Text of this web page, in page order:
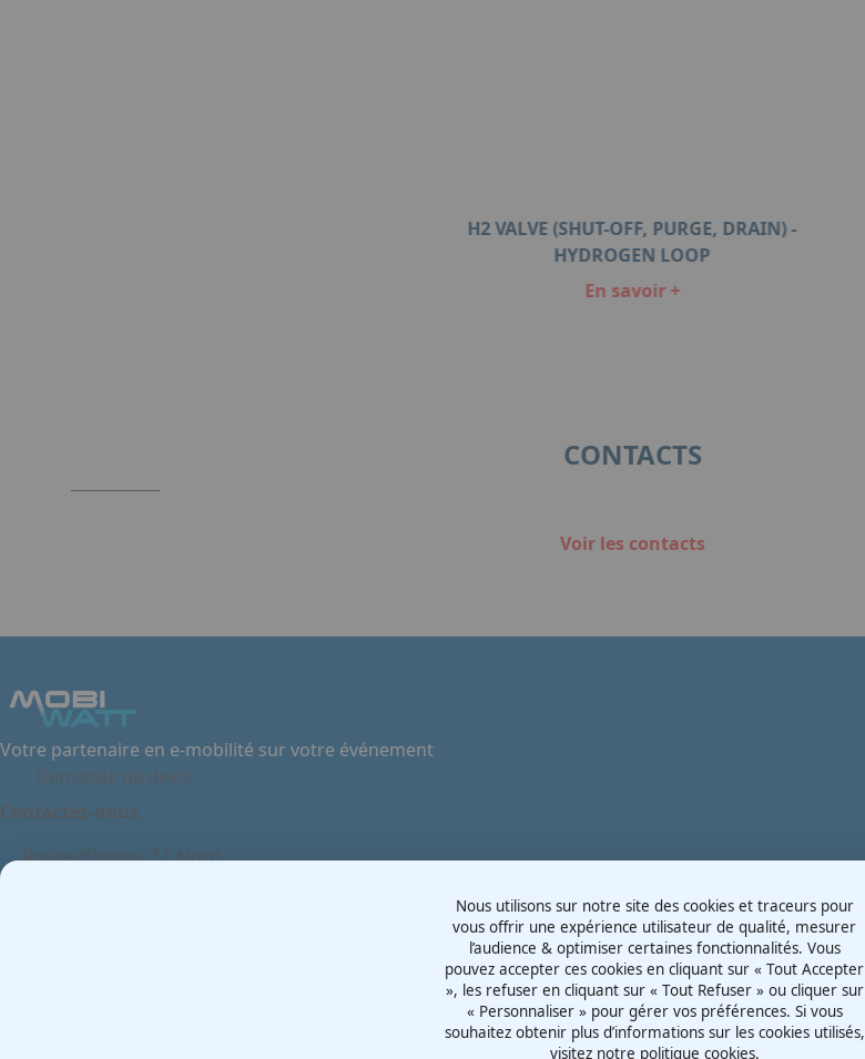
H2 VALVE (SHUT-OFF, PURGE, DRAIN) -
HYDROGEN LOOP
En savoir +
CONTACTS
Voir les contacts
Votre partenaire en e-mobilité sur votre événement
Demande de devis
Contactez-nous
Route d'Irigny, Z.I. Nord
Nous utilisons sur notre site des cookies et traceurs pour
vous offrir une expérience utilisateur de qualité, mesurer
l’audience & optimiser certaines fonctionnalités. Vous
pouvez accepter ces cookies en cliquant sur « Tout Accepter
», les refuser en cliquant sur « Tout Refuser » ou cliquer sur
« Personnaliser » pour gérer vos préférences. Si vous
souhaitez obtenir plus d’informations sur les cookies utilisés,
visitez notre politique cookies.